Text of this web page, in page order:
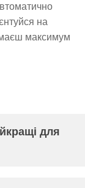
на
максимум
для